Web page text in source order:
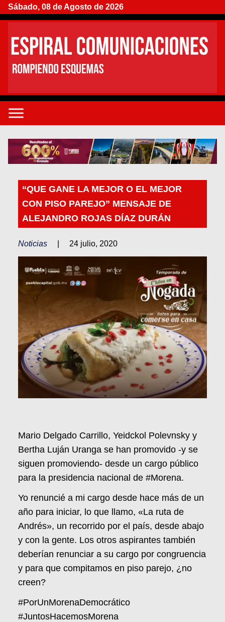
Sábado, 08 de Agosto de 2026
“QUE GANE LA MEJOR O EL MEJOR
CON PISO PAREJO” MENSAJE DE
ALEJANDRO ROJAS DÍAZ DURÁN
Noticias 24 julio, 2020
Mario Delgado Carrillo, Yeidckol Polevnsky y
Bertha Luján Uranga se han promovido -y se
siguen promoviendo- desde un cargo público
para la presidencia nacional de #Morena.
Yo renuncié a mi cargo desde hace más de un
año para iniciar, lo que llamo, «La ruta de
Andrés», un recorrido por el país, desde abajo
y con la gente. Los otros aspirantes también
deberían renunciar a su cargo por congruencia
y para que compitamos en piso parejo, ¿no
creen?
#PorUnMorenaDemocrático
#JuntosHacemosMorena